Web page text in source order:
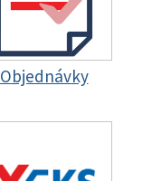
Objednávky